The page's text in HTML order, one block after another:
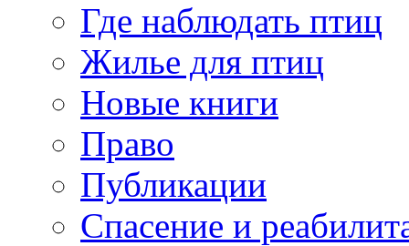
Где наблюдать птиц
Жилье для птиц
Новые книги
Право
Публикации
Спасение и